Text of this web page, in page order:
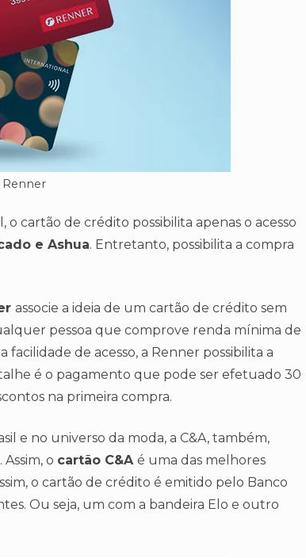
Renner
cartão de crédito possibilita apenas o acesso
e Ashua. Entretanto, possibilita a compra
associe a ideia de um cartão de crédito sem
pessoa que comprove renda mínima de
facilidade de acesso, a Renner possibilita a
é o pagamento que pode ser efetuado 30
na primeira compra.
e no universo da moda, a C&A, também,
o cartão C&A é uma das melhores
o cartão de crédito é emitido pelo Banco
Ou seja, um com a bandeira Elo e outro